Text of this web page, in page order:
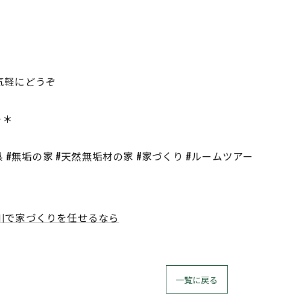
にどうぞ
無垢の家 #天然無垢材の家 #家づくり #ルームツアー
で家づくりを任せるなら
一覧に戻る